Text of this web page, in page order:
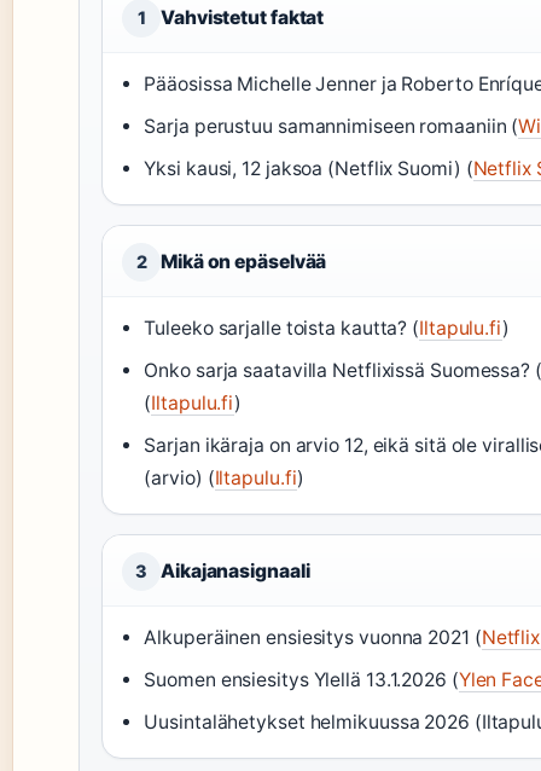
1 Vahvistetut faktat
Pääosissa Michelle Jenner ja Roberto
Sarja perustuu samannimiseen romaaniin (
Yksi kausi, 12 jaksoa (Netflix Suomi) (Netflix
2 Mikä on epäselvää
Tuleeko sarjalle toista kautta? (Iltapulu.fi)
Onko sarja saatavilla Netflixissä Suomessa?
(Iltapulu.fi)
Sarjan ikäraja on arvio 12, eikä sitä ole
(arvio) (Iltapulu.fi)
3 Aikajanasignaali
Alkuperäinen ensiesitys vuonna 2021 (
Suomen ensiesitys Ylellä 13.1.2026 (Ylen
Uusintalähetykset helmikuussa 2026